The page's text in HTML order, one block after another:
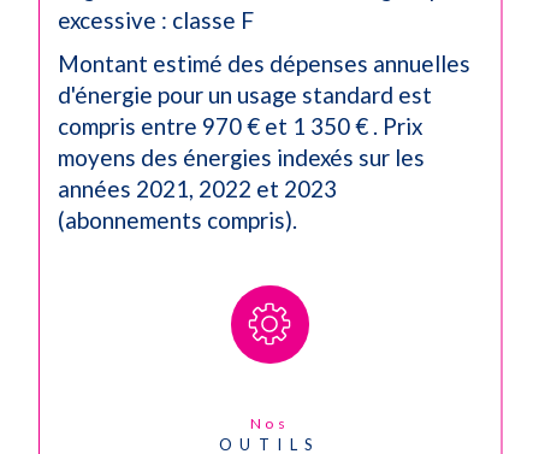
excessive : classe F
Montant estimé des dépenses annuelles
d'énergie pour un usage standard est
compris entre 970 € et 1 350 € . Prix
moyens des énergies indexés sur les
années 2021, 2022 et 2023
(abonnements compris).
Nos
OUTILS